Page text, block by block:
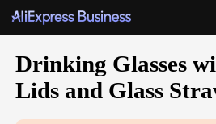
Drinking Glasses
Lids and Glass